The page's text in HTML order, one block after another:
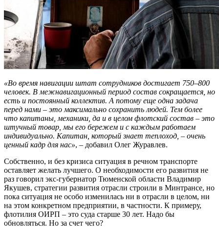
«Во время навигации штат сотрудников достигает 750–800
человек. В межнавигационный период состав сокращается, но
есть и постоянный коллектив. А потому еще одна задача
перед нами – это максимально сохранить людей. Тем более
что капитаны, механики, да и в целом флотский состав – это
штучный товар, мы его бережем и с каждым работаем
индивидуально. Капитан, который знает теплоход, – очень
ценный кадр для нас», – добавил Олег Журавлев.
Собственно, и без кризиса ситуация в речном транспорте
оставляет желать лучшего. О необходимости его развития не
раз говорил экс-губернатор Тюменской области Владимир
Якушев, стратегии развития отрасли строили в Минтрансе, но
пока ситуация не особо изменилась ни в отрасли в целом, ни
на этом конкретном предприятии, в частности. К примеру,
флотилия ОИРП – это суда старше 30 лет. Надо бы
обновляться. Но за счет чего?